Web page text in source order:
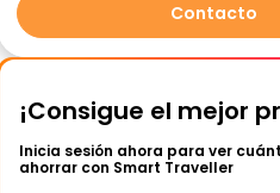
Contacto
¡Consigue el mejor
Inicia sesión ahora para ver
ahorrar con Smart Traveller